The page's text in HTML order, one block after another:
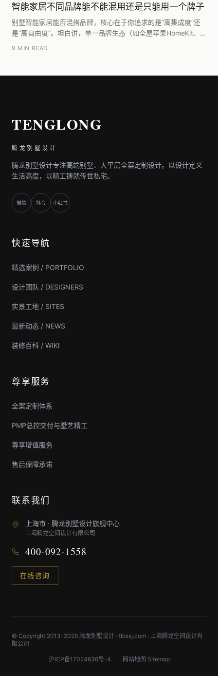
智能家居不同品牌能不能混用还是只能用一个牌子
别墅智能家居能否混搭品牌，核心在于你追求的是“高集成度”还
是“高自由度”。坦白讲，单一品牌生态（如全屋苹果HomeKit、
9 MIN READ
TENGLONG
腾龙别墅设计
腾龙别墅设计专注高端别墅、大平层全案定制设计。以设计定义
生活高度，以精工铸就传世私宅。
微信 抖音 小红书
快速导航
精选案例 / PORTFOLIO
设计团队 / DESIGNERS
实景工地 / SITES
最新动态 / NEWS
装修百科 / WIKI
尊享服务
全案定制体系
PMP总控交付与墅艺精工
尊享增值服务
售后保障承诺
联系我们
上海市 · 腾龙别墅设计旗舰中心
上海腾龙空间设计有限公司
400-092-1558
在线咨询
© Copyright 2013-2026 腾龙别墅设计 · tlbssj.com · 上海腾龙空间设计有
限公司
沪ICP备17024636号-4 网站地图 Sitemap